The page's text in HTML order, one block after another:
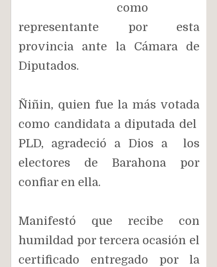
como
representante por esta
provincia ante la Cámara de
Diputados.
Ñiñin, quien fue la más votada
como candidata a diputada del
PLD, agradeció a Dios a los
electores de Barahona por
confiar en ella.
Manifestó que recibe con
humildad por tercera ocasión el
certificado entregado por la